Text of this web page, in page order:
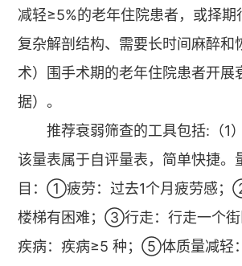
减轻≥5%的老年住院患者，或择期
复杂解剖结构、需要长时间麻醉和
术）围手术期的老年住院患者开展
据）。
推荐衰弱筛查的工具包括:（1
该量表属于自评量表，简单快捷。
目：①疲劳：过去1个月疲劳感
楼梯有困难；③行走：行走一个
疾病：疾病≥5 种；⑤体质量减轻